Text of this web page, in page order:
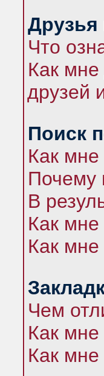
Друзья
Что
Как мне
друзей
Поиск
Как
Почему
В
Как
Как
Чем
Как
Как мне